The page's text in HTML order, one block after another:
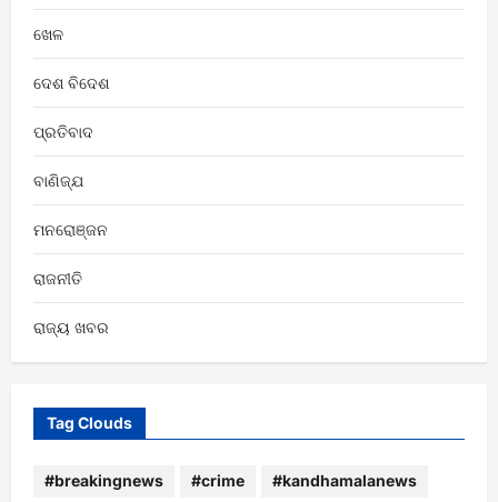
ଖେଳ
ଦେଶ ବିଦେଶ
ପ୍ରତିବାଦ
ବାଣିଜ୍ଯ
ମନରୋଞ୍ଜନ
ରାଜନୀତି
ରାଜ୍ୟ ଖବର
Tag Clouds
#breakingnews #crime #kandhamalanews